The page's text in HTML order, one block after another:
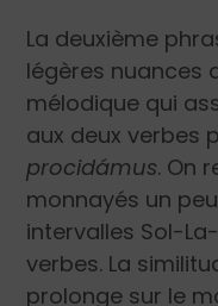
La deuxième
légères nuances
mélodique qui
aux deux verbes
procidámus. On
monnayés un
intervalles Sol-
verbes. La
prolonge sur le